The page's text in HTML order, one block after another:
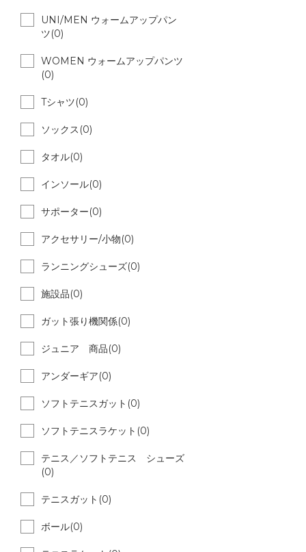
UNI/MEN ウォームアップパン
ツ(0)
WOMEN ウォームアップパンツ
(0)
Tシャツ(0)
ソックス(0)
タオル(0)
インソール(0)
サポーター(0)
アクセサリー/小物(0)
ランニングシューズ(0)
施設品(0)
ガット張り機関係(0)
ジュニア 商品(0)
アンダーギア(0)
ソフトテニスガット(0)
ソフトテニスラケット(0)
テニス／ソフトテニス シューズ
(0)
テニスガット(0)
ボール(0)